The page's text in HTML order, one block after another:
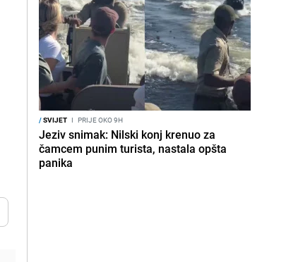
/SVIJET I PRIJE OKO 9H
Jeziv snimak: Nilski konj krenuo za
čamcem punim turista, nastala opšta
panika